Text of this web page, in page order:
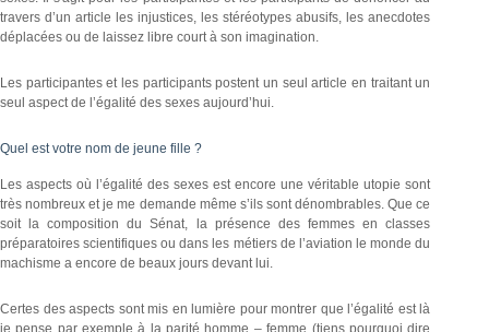
travers d’un article les injustices, les stéréotypes abusifs, les anecdotes
déplacées ou de laissez libre court à son imagination.
Les participantes et les participants postent un seul article en traitant un
seul aspect de l’égalité des sexes aujourd’hui.
Quel est votre nom de jeune fille ?
Les aspects où l’égalité des sexes est encore une véritable utopie sont
très nombreux et je me demande même s’ils sont dénombrables. Que ce
soit la composition du Sénat, la présence des femmes en classes
préparatoires scientifiques ou dans les métiers de l’aviation le monde du
machisme a encore de beaux jours devant lui.
Certes des aspects sont mis en lumière pour montrer que l’égalité est là